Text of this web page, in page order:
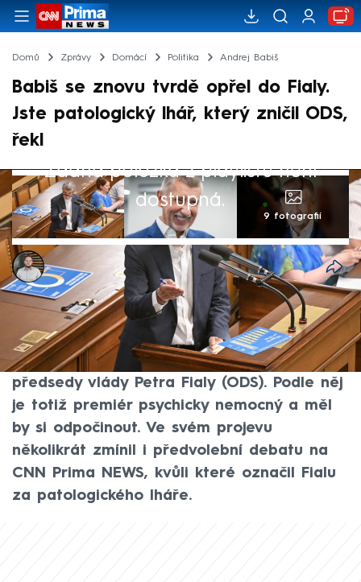
Domů Zprávy Domácí Politika Andrej Babiš
Babiš se znovu tvrdě opřel do Fialy.
Jste patologický lhář, který zničil ODS,
řekl
Žádná položka z playlistu není
dostupná.
9 fotografií
Ladislav Šustr
12. čvn 2024, 09:47
Předseda opozičního hnutí ANO Andrej
Babiš se během mimořádné schůze
Poslanecké sněmovny tvrdě pustil do
předsedy vlády Petra Fialy (ODS). Podle něj
je totiž premiér psychicky nemocný a měl
by si odpočinout. Ve svém projevu
několikrát zmínil i předvolební debatu na
CNN Prima NEWS, kvůli které označil Fialu
za patologického lháře.